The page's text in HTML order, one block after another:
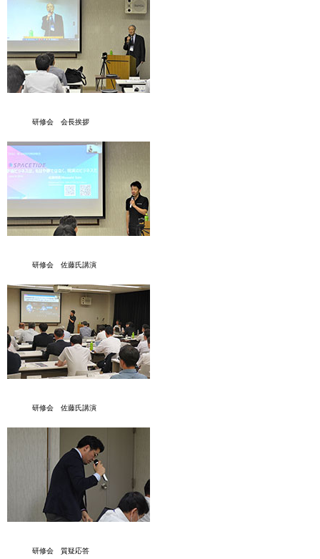
研修会 会長挨拶
研修会 佐藤氏講演
研修会 佐藤氏講演
研修会 質疑応答